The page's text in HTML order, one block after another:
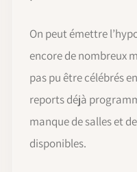
On peut émettre
encore de nombreux
pas pu être célébrés
reports déjà
manque de salles et
disponibles.